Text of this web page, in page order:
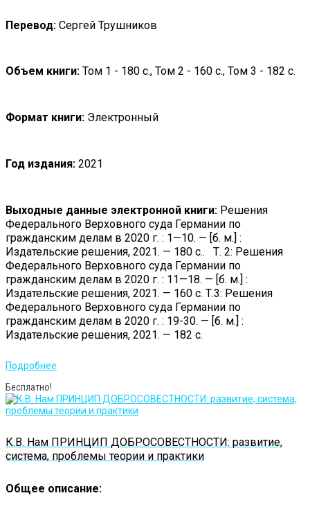
Перевод: Сергей Трушников
Объем книги: Том 1 - 180 с., Том 2 - 160 с., Том 3 - 182 с.
Формат книги: Электронный
Год издания: 2021
Выходные данные электронной книги: Решения
Федерального Верховного суда Германии по
гражданским делам в 2020 г. : 1—10. — [б. м.] :
Издательские решения, 2021. — 180 с.. Т. 2: Решения
Федерального Верховного суда Германии по
гражданским делам в 2020 г. : 11—18. — [б. м.] :
Издательские решения, 2021. — 160 с. Т.3: Решения
Федерального Верховного суда Германии по
гражданским делам в 2020 г. : 19-30. — [б. м.] :
Издательские решения, 2021. — 182 с.
Подробнее
Бесплатно!
К.В. Нам ПРИНЦИП ДОБРОСОВЕСТНОСТИ: развитие,
система, проблемы теории и практики
Общее описание: